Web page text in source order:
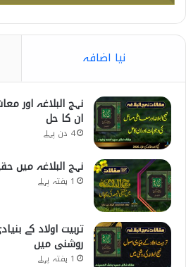
نیا اضافہ
نہج البلاغہ اور
ان کا حل
4 دن پہلے
نہج البلاغہ میں
1 ہفتہ پہلے
تربیت اولاد کے
روشنی میں
1 ہفتہ پہلے